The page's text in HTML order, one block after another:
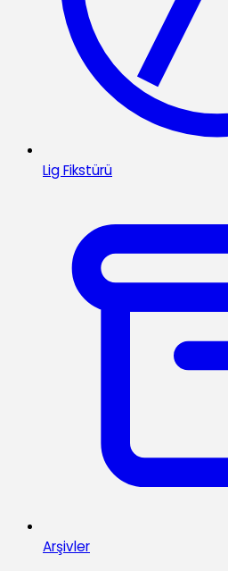
Lig Fikstürü
Arşivler